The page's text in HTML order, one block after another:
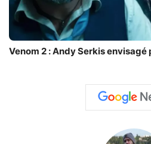
Venom 2 : Andy Serkis envisagé